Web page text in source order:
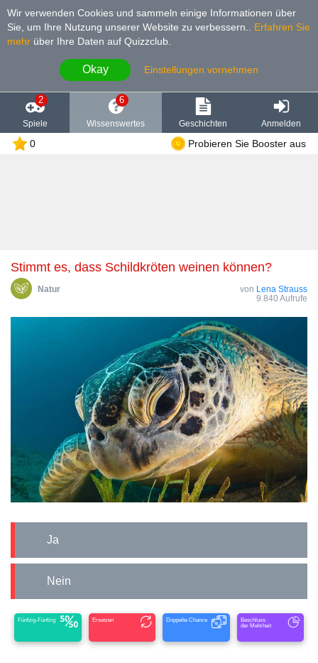
Wir verwenden Cookies und sammeln einige Informationen über
Sie, um Ihre Nutzung unserer Website zu verbessern.
Erfahren Sie
mehr über Ihre Daten auf Quizzclub.
Okay Einstellungen vornehmen
2
Spiele
6
Wissenswertes Geschichten Anmelden
0 Probieren Sie Booster aus
Stimmt es, dass Schildkröten weinen können?
Natur von Lena Strauss
9.840 Aufrufe
Ja
Nein
Fünfzig-Fünfzig Ersetzen Doppelte Chance
Beschluss
der Mehrheit